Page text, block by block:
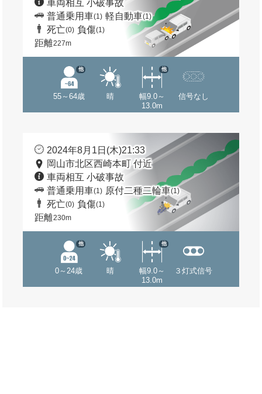
車両相互 小破事故
普通乗用車(1) 軽自動車(1)
死亡(0) 負傷(1)
距離227m
55～64歳
他
晴
幅9.0～
13.0m
他
信号なし
2024年8月1日(木)21:33
岡山市北区西崎本町 付近
車両相互 小破事故
普通乗用車(1) 原付二種二輪車(1)
死亡(0) 負傷(1)
距離230m
0～24歳
他
晴
幅9.0～
13.0m
他
３灯式信号